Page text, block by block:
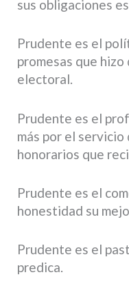
sus obligaciones
Prudente es el
promesas que hizo
electoral.
Prudente es el
más por el
honorarios que
Prudente es el
honestidad su
Prudente es el
predica.